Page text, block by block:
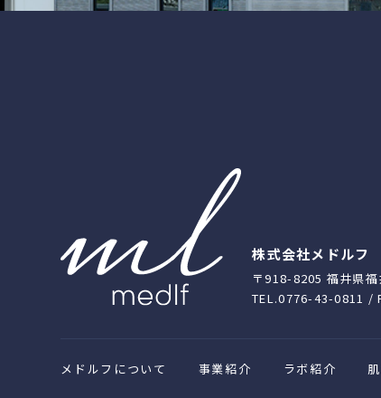
株式会社メドルフ
〒918-8205 福井県
TEL.0776-43-0811 /
メドルフについて 事業紹介 ラボ紹介